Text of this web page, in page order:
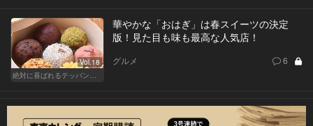
Vol.18
絶対に喜ばれるテッパン手土産
華やかな「おはぎ」は春スイーツの決定
版！見た目も味も最高な人気店！
グルメ 6